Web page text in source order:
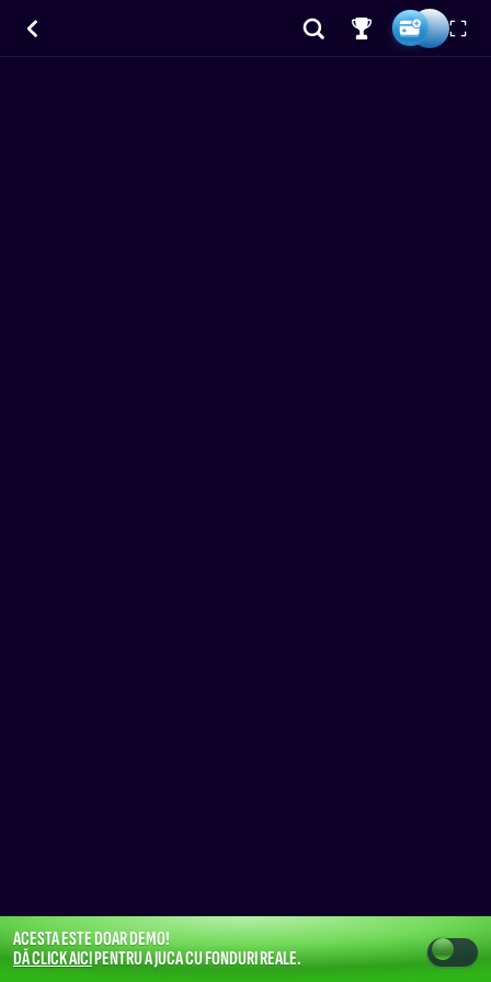
ACESTA ESTE DOAR DEMO!
DĂ CLICK AICIPENTRU A JUCA CU FONDURI REALE.